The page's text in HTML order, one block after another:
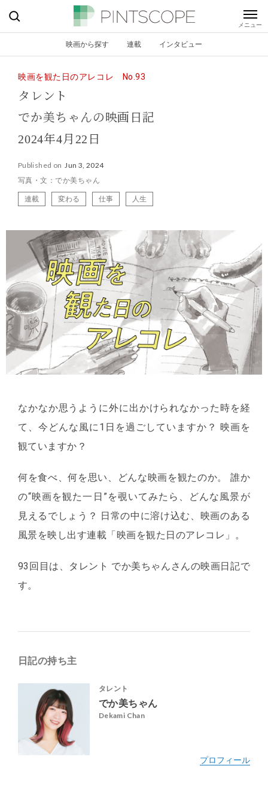
映画から探す 連載 インタビュー
映画を観た日のアレコレ No.93
タレント
でか美ちゃんの映画日記
2024年4月22日
Published on Jun 3, 2024
写真・文：でか美ちゃん
連載 変わる 仕事 人生
なかなか思うように外に出かけられなかった時を経
て、今どんな風に1日を過ごしていますか？ 映画を
観ていますか？
何を食べ、何を思い、どんな映画を観たのか。 誰か
の“映画を観た一日”を覗いてみたら、どんな風景が
見えるでしょう？ 日常の中に溶け込む、映画のある
風景を映し出す連載「映画を観た日のアレコレ」。
93回目は、タレント でか美ちゃんさんの映画日記で
す。
日記の持ち主
タレント
でか美ちゃん
Dekami Chan